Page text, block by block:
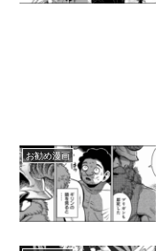
お勧め漫画